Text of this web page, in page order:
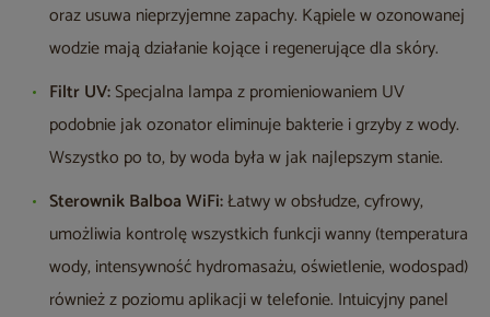
oraz usuwa nieprzyjemne zapachy. Kąpiele w ozonowanej
wodzie mają działanie kojące i regenerujące dla skóry.
Filtr UV:Specjalna lampa z promieniowaniem UV
podobnie jak ozonator eliminuje bakterie i grzyby z wody.
Wszystko po to, by woda była w jak najlepszym stanie.
Sterownik Balboa WiFi:Łatwy w obsłudze, cyfrowy,
umożliwia kontrolę wszystkich funkcji wanny (temperatura
wody, intensywność hydromasażu, oświetlenie, wodospad)
również z poziomu aplikacji w telefonie. Intuicyjny panel